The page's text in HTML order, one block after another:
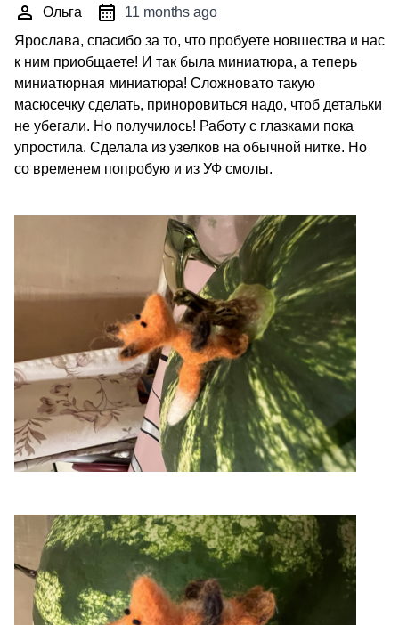
Ольга
11 months ago
Ярослава, спасибо за то, что пробуете новшества и нас
к ним приобщаете! И так была миниатюра, а теперь
миниатюрная миниатюра! Сложновато такую
масюсечку сделать, приноровиться надо, чтоб детальки
не убегали. Но получилось! Работу с глазками пока
упростила. Сделала из узелков на обычной нитке. Но
со временем попробую и из УФ смолы.